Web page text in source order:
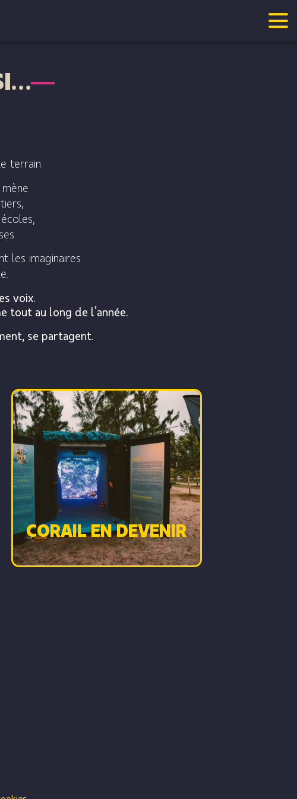
terrain.
les imaginaires
voix.
au long de l’année.
se partagent.
CORAIL EN DEVENIR